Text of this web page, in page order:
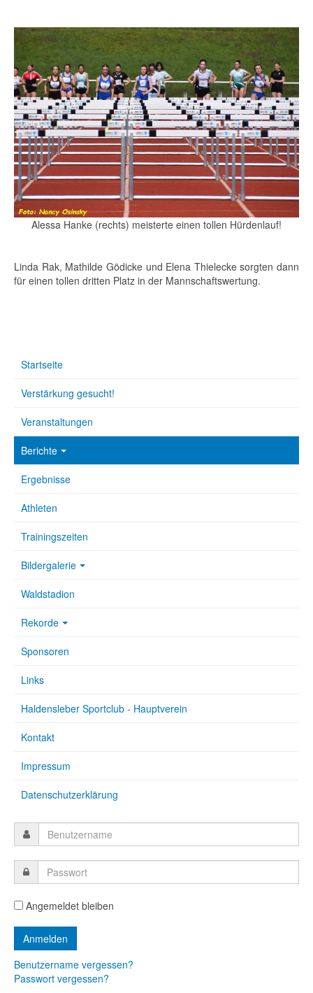
Alessa Hanke (rechts) meisterte einen tollen Hürdenlauf!
Linda Rak, Mathilde Gödicke und Elena Thielecke sorgten dann
für einen tollen dritten Platz in der Mannschaftswertung.
Startseite
Verstärkung gesucht!
Veranstaltungen
Berichte
Ergebnisse
Athleten
Trainingszeiten
Bildergalerie
Waldstadion
Rekorde
Sponsoren
Links
Haldensleber Sportclub - Hauptverein
Kontakt
Impressum
Datenschutzerklärung
Angemeldet bleiben
Benutzername vergessen?
Passwort vergessen?